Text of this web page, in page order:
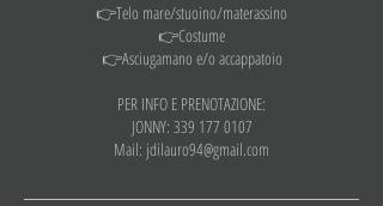
👉Telo mare/stuoino/materassino
👉Costume
👉Asciugamano e/o accappatoio
PER INFO E PRENOTAZIONE:
JONNY: 339 177 0107
Mail: jdilauro94@gmail.com